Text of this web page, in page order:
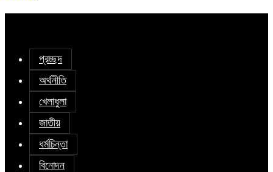
প্রচ্ছদ
অর্থনীতি
খেলাধুলা
জাতীয়
ধর্মচিন্তা
বিনোদন